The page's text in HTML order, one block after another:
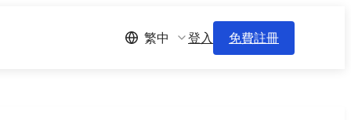
繁中 登入 免費註冊